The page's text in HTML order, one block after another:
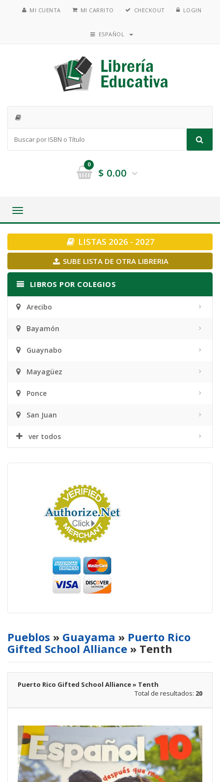
MI CUENTA MI CARRITO CHECKOUT LOGIN
ESPAÑOL
0
$ 0.00
Toggle
LISTAS 2026 - 2027
SUBE LISTA DE OTRA LIBRERIA
LIBROS POR COLEGIOS
Arecibo
Bayamón
Guaynabo
Mayagüez
Ponce
San Juan
ver todos
Pueblos » Guayama » Puerto Rico
Gifted School Alliance » Tenth
Puerto Rico Gifted School Alliance » Tenth
Total de resultados: 20